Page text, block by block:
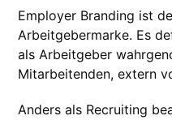
Employer Branding ist
Arbeitgebermarke. Es
als Arbeitgeber
Mitarbeitenden, extern
Anders als Recruiting